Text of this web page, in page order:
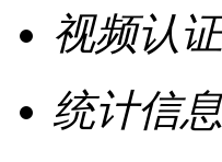
视频认证
统计信息